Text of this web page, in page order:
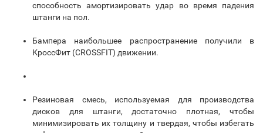
способность амортизировать удар во время падения
штанги на пол.
Бампера наибольшее распространение получили в
КроссФит (CROSSFIT) движении.
Резиновая смесь, используемая для производства
дисков для штанги, достаточно плотная, чтобы
минимизировать их толщину и твердая, чтобы избегать